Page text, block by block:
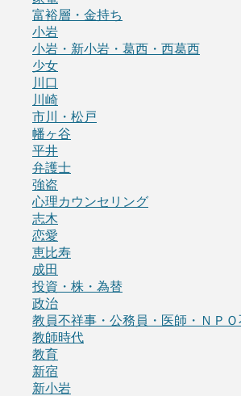
富裕層・金持ち
小岩
小岩・新小岩・葛西・西葛西
少女
川口
川崎
市川・松戸
幡ヶ谷
平井
弁護士
強盗
心理カウンセリング
志木
恋愛
恵比寿
成田
投資・株・為替
政治
教員不祥事・公務員・医師・ＮＰ
教師時代
教育
新宿
新小岩